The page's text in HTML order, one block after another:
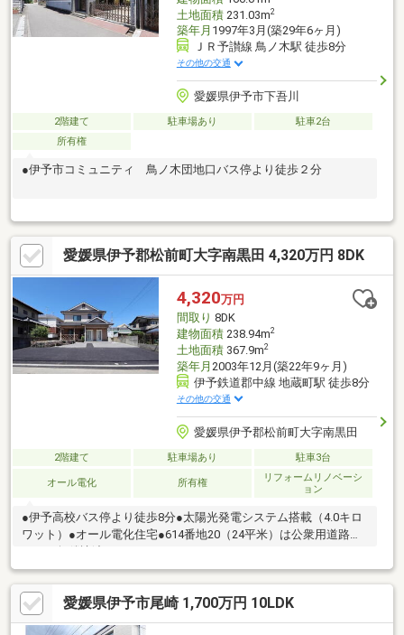
土地面積231.03m2
築年月 1997年3月(築29年6ヶ月)
ＪＲ予讃線 鳥ノ木駅 徒歩8分
その他の交通
愛媛県伊予市下吾川
2階建て 駐車場あり
駐車2台
所有権
●伊予市コミュニティ 鳥ノ木団地口バス停より徒歩２分
愛媛県伊予郡松前町大字南黒田 4,320万円 8DK
4,320万円
間取り 8DK
建物面積238.94m2
土地面積367.9m2
築年月 2003年12月(築22年9ヶ月)
伊予鉄道郡中線 地蔵町駅 徒歩8分
その他の交通
愛媛県伊予郡松前町大字南黒田
2階建て 駐車場あり 駐車3台
オール電化 所有権
リフォームリノベーシ
ョン
●伊予高校バス停より徒歩8分●太陽光発電システム搭載（4.0キロ
ワット）●オール電化住宅●614番地20（24平米）は公衆用道路と
なり、無償譲渡します。
愛媛県伊予市尾崎 1,700万円 10LDK